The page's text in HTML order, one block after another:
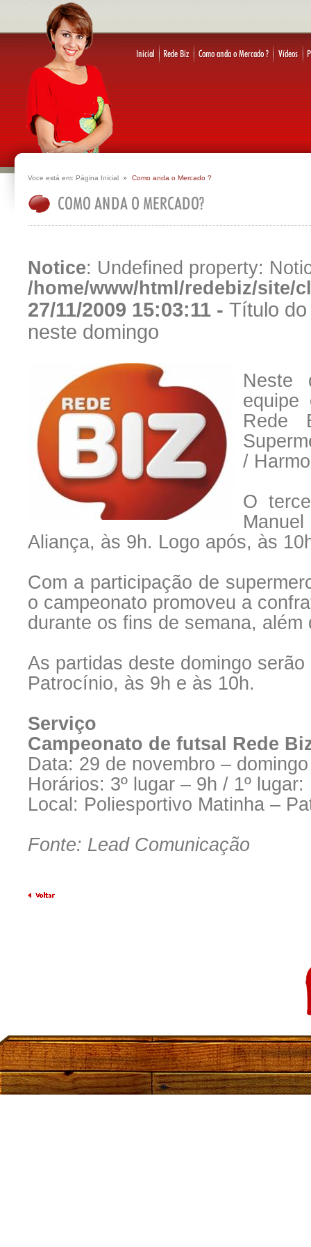
Voce está em: Página Inicial Como anda o Mercado ?
Notice: Undefined property:
/home/www/html/redebiz/site/
27/11/2009 15:03:11 - Título
neste domingo
Neste
equipe
Rede
/
O
Aliança, às 9h. Logo após, às
Com a participação de
o campeonato promoveu a
durante os fins de semana,
As partidas deste domingo
Patrocínio, às 9h e às 10h.
Serviço
Campeonato de futsal Rede
Data: 29 de novembro – domingo
Horários: 3º lugar – 9h / 1º lugar:
Local: Poliesportivo Matinha –
Fonte: Lead Comunicação